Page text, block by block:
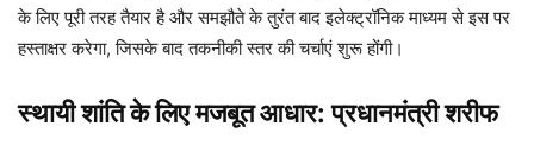
के लिए पूरी तरह तैयार है और समझौते के तुरंत बाद इलेक्ट्रॉनिक माध्यम से इस पर
हस्ताक्षर करेगा, जिसके बाद तकनीकी स्तर की चर्चाएं शुरू होंगी।
स्थायी शांति के लिए मजबूत आधार: प्रधानमंत्री शरीफ